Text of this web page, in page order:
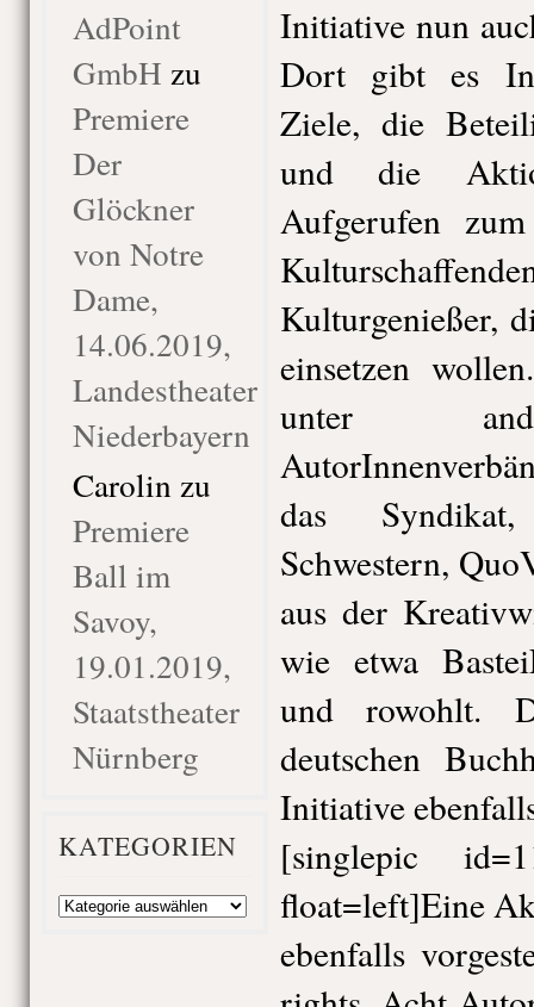
AdPoint
GmbH zu
Premiere
Der
Glöckner
von Notre
Dame,
14.06.2019,
Landestheater
Niederbayern
Carolin zu
Premiere
Ball im
Savoy,
19.01.2019,
Staatstheater
Nürnberg
KATEGORIEN
Kategorien
Initiative nun
Dort gibt es
Ziele, die
und die
Aufgerufen
Kulturgenießer,
einsetzen
unter
das
Schwestern,
aus der
wie etwa
und rowohlt.
deutschen
Initiative
[singlepic
float=left]Eine
ebenfalls